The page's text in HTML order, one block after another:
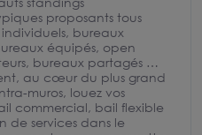
proposants tous
bureaux
équipés, open
bureaux partagés …
au cœur du plus grand
muros, louez vos
commercial, bail flexible
de services dans le